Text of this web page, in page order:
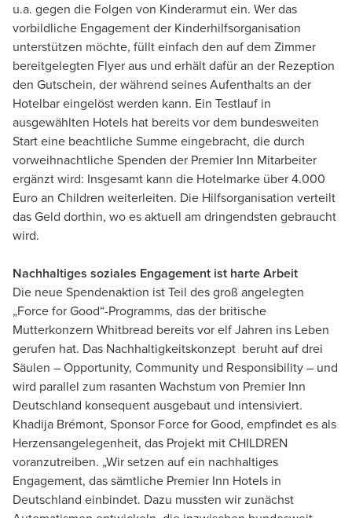
u.a. gegen die Folgen von Kinderarmut ein. Wer das
vorbildliche Engagement der Kinderhilfsorganisation
unterstützen möchte, füllt einfach den auf dem Zimmer
bereitgelegten Flyer aus und erhält dafür an der Rezeption
den Gutschein, der während seines Aufenthalts an der
Hotelbar eingelöst werden kann. Ein Testlauf in
ausgewählten Hotels hat bereits vor dem bundesweiten
Start eine beachtliche Summe eingebracht, die durch
vorweihnachtliche Spenden der Premier Inn Mitarbeiter
ergänzt wird: Insgesamt kann die Hotelmarke über 4.000
Euro an Children weiterleiten. Die Hilfsorganisation verteilt
das Geld dorthin, wo es aktuell am dringendsten gebraucht
wird.
Nachhaltiges soziales Engagement ist harte Arbeit
Die neue Spendenaktion ist Teil des groß angelegten
„Force for Good“-Programms, das der britische
Mutterkonzern Whitbread bereits vor elf Jahren ins Leben
gerufen hat. Das Nachhaltigkeitskonzept beruht auf drei
Säulen – Opportunity, Community und Responsibility – und
wird parallel zum rasanten Wachstum von Premier Inn
Deutschland konsequent ausgebaut und intensiviert.
Khadija Brémont, Sponsor Force for Good, empfindet es als
Herzensangelegenheit, das Projekt mit CHILDREN
voranzutreiben. „Wir setzen auf ein nachhaltiges
Engagement, das sämtliche Premier Inn Hotels in
Deutschland einbindet. Dazu mussten wir zunächst